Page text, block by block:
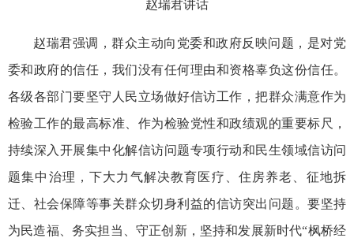
赵瑞君讲话
赵瑞君强调，群众主动向党委和政府反映问题，是对党
委和政府的信任，我们没有任何理由和资格辜负这份信任。
各级各部门要坚守人民立场做好信访工作，把群众满意作为
检验工作的最高标准、作为检验党性和政绩观的重要标尺，
持续深入开展集中化解信访问题专项行动和民生领域信访问
题集中治理，下大力气解决教育医疗、住房养老、征地拆
迁、社会保障等事关群众切身利益的信访突出问题。要坚持
为民造福、务实担当、守正创新，坚持和发展新时代“枫桥经